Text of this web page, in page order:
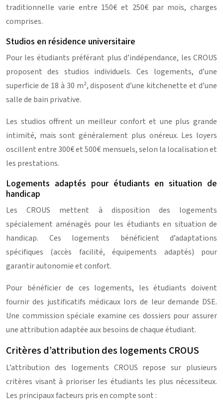
traditionnelle varie entre 150€ et 250€ par mois, charges
comprises.
Studios en résidence universitaire
Pour les étudiants préférant plus d’indépendance, les CROUS
proposent des studios individuels. Ces logements, d’une
superficie de 18 à 30 m², disposent d’une kitchenette et d’une
salle de bain privative.
Les studios offrent un meilleur confort et une plus grande
intimité, mais sont généralement plus onéreux. Les loyers
oscillent entre 300€ et 500€ mensuels, selon la localisation et
les prestations.
Logements adaptés pour étudiants en situation de
handicap
Les CROUS mettent à disposition des logements
spécialement aménagés pour les étudiants en situation de
handicap. Ces logements bénéficient d’adaptations
spécifiques (accès facilité, équipements adaptés) pour
garantir autonomie et confort.
Pour bénéficier de ces logements, les étudiants doivent
fournir des justificatifs médicaux lors de leur demande DSE.
Une commission spéciale examine ces dossiers pour assurer
une attribution adaptée aux besoins de chaque étudiant.
Critères d’attribution des logements CROUS
L’attribution des logements CROUS repose sur plusieurs
critères visant à prioriser les étudiants les plus nécessiteux.
Les principaux facteurs pris en compte sont :